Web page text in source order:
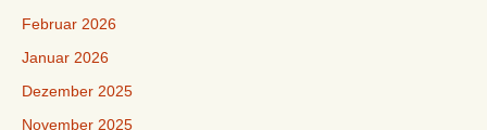
Februar 2026
Januar 2026
Dezember 2025
November 2025